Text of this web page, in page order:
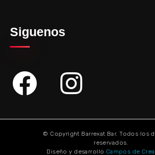
Siguenos
© Copyright Barrexat Bar.Todos los
reservados.
Diseño y desarrollo Campos de